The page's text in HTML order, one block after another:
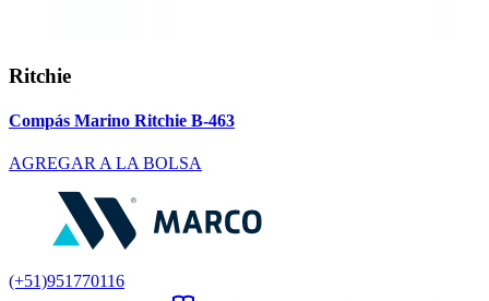
Ritchie
Compás Marino Ritchie B-463
AGREGAR A LA BOLSA
(+51)951770116